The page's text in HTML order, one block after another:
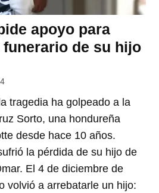
apoyo para
de su hijo
tragedia ha golpeado a la
Sorto, una hondureña
desde hace 10 años.
la pérdida de su hijo de
El 4 de diciembre de
volvió a arrebatarle un hijo: